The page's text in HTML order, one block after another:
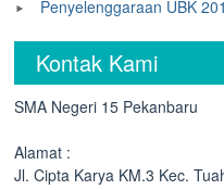
Penyelenggaraan UBK
Kontak Kami
SMA Negeri 15 Pekanbaru
Alamat :
Jl. Cipta Karya KM.3 Kec.